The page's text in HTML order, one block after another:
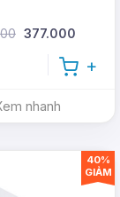
377.000
nhanh
40%
GIẢM